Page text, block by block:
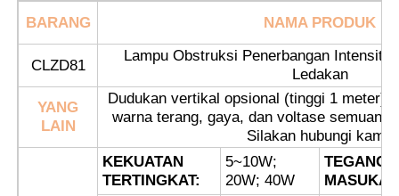
Rumah
BARANG NAMA PRODUK
CLZD81
Lampu Obstruksi Penerbangan
Ledakan
YANG
LAIN
Dudukan vertikal opsional (tinggi 1 meter).
warna terang, gaya, dan voltase
Silakan hubungi kami.
KEKUATAN
TERTINGKAT:
5~10W;
20W; 40W